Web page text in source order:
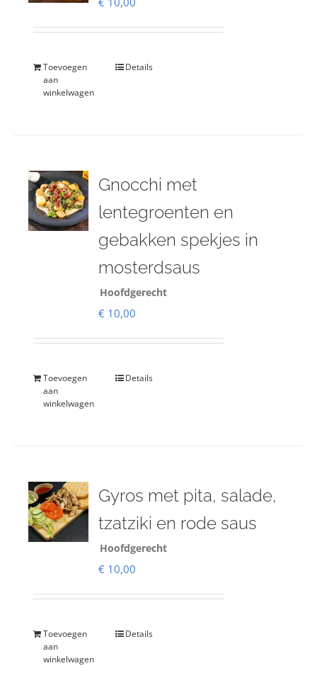
Toevoegen
aan
winkelwagen
Details
Gnocchi met
lentegroenten en
gebakken spekjes in
mosterdsaus
Hoofdgerecht
€ 10,00
Toevoegen
aan
winkelwagen
Details
Gyros met pita, salade,
tzatziki en rode saus
Hoofdgerecht
€ 10,00
Toevoegen
aan
winkelwagen
Details